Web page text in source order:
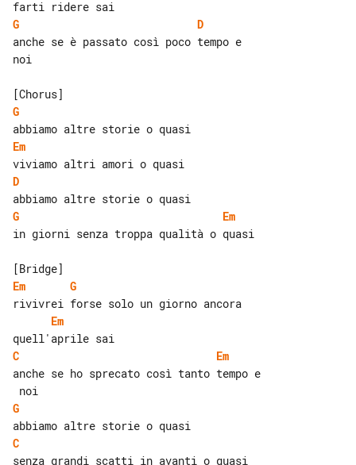
G
D
anche se è passato così poco tempo e
noi
G
Em
D
G
Em
in giorni senza troppa qualità o quasi
Em
G
Em
C
Em
anche se ho sprecato così tanto tempo e
G
C
senza grandi scatti in avanti o quasi